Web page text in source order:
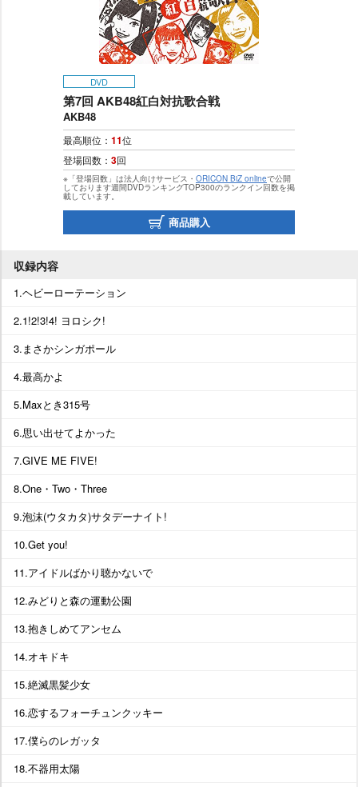
DVD
第7回 AKB48紅白対抗歌合戦
AKB48
最高順位： 11位
登場回数： 3回
※「登場回数」は法人向けサービス・ ORICON BiZ onlineで公開
しております週間DVDランキングTOP300のランクイン回数を掲
載しています。
商品購入
収録内容
1.ヘビーローテーション
2.1!2!3!4! ヨロシク!
3.まさかシンガポール
4.最高かよ
5.Maxとき315号
6.思い出せてよかった
7.GIVE ME FIVE!
8.One・Two・Three
9.泡沫(ウタカタ)サタデーナイト!
10.Get you!
11.アイドルばかり聴かないで
12.みどりと森の運動公園
13.抱きしめてアンセム
14.オキドキ
15.絶滅黒髪少女
16.恋するフォーチュンクッキー
17.僕らのレガッタ
18.不器用太陽